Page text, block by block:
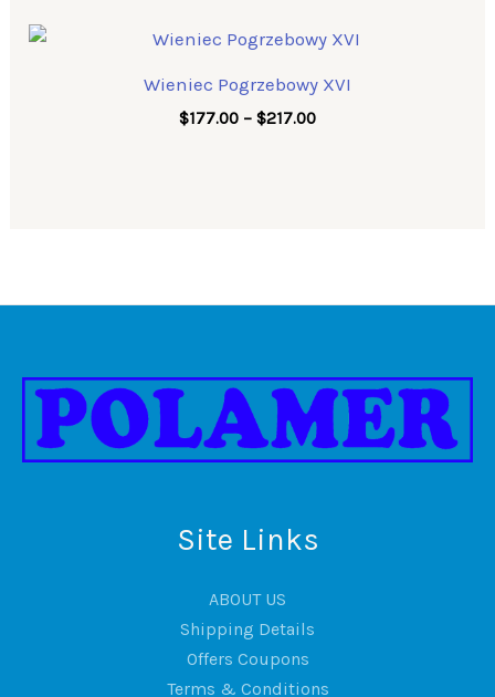
Wieniec Pogrzebowy XVI
$177.00 – $217.00
Price
range:
$177.00
through
$217.00
Site Links
ABOUT US
Shipping Details
Offers Coupons
Terms & Conditions